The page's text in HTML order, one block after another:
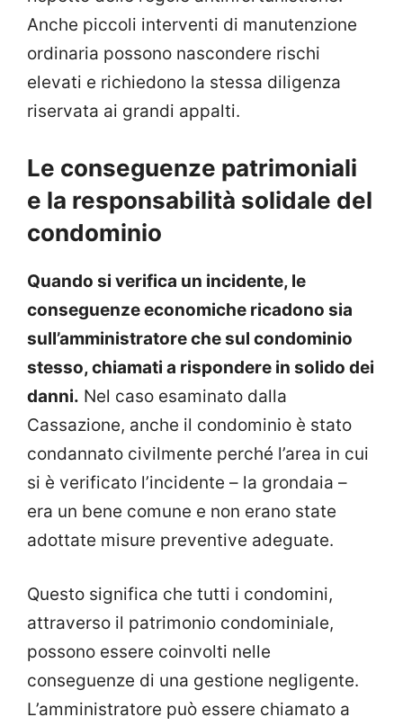
Anche piccoli interventi di manutenzione
ordinaria possono nascondere rischi
elevati e richiedono la stessa diligenza
riservata ai grandi appalti.
Le conseguenze patrimoniali
e la responsabilità solidale del
condominio
Quando si verifica un incidente, le
conseguenze economiche ricadono sia
sull’amministratore che sul condominio
stesso, chiamati a rispondere in solido dei
danni. Nel caso esaminato dalla
Cassazione, anche il condominio è stato
condannato civilmente perché l’area in cui
si è verificato l’incidente – la grondaia –
era un bene comune e non erano state
adottate misure preventive adeguate.
Questo significa che tutti i condomini,
attraverso il patrimonio condominiale,
possono essere coinvolti nelle
conseguenze di una gestione negligente.
L’amministratore può essere chiamato a